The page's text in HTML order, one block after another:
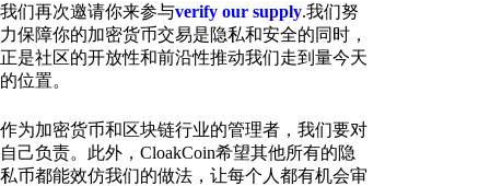
我们再次邀请你来参与verify our supply.我们努
力保障你的加密货币交易是隐私和安全的同时，
正是社区的开放性和前沿性推动我们走到量今天
的位置。
作为加密货币和区块链行业的管理者，我们要对
自己负责。此外，CloakCoin希望其他所有的隐
私币都能效仿我们的做法，让每个人都有机会审